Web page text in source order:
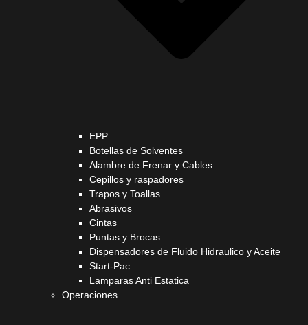
EPP
Botellas de Solventes
Alambre de Frenar y Cables
Cepillos y raspadores
Trapos y Toallas
Abrasivos
Cintas
Puntas y Brocas
Dispensadores de Fluido Hidraulico y Aceite
Start-Pac
Lamparas Anti Estatica
Operaciones